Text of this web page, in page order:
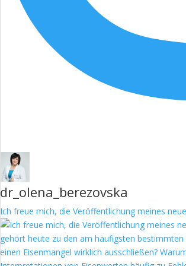
dr_olena_berezovska
Ich freue mich, die Veröffentlichung meines